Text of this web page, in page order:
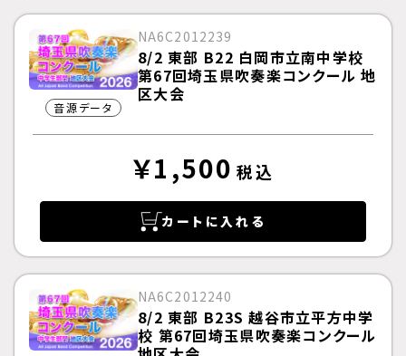
音源データ
NA6C2012239
8/2 東部 B22 白岡市立南中学校
第67回埼玉県吹奏楽コンクール 地
区大会
￥1,500 税込
カートに入れる
NA6C2012240
8/2 東部 B23S 越谷市立平方中学
校 第67回埼玉県吹奏楽コンクール